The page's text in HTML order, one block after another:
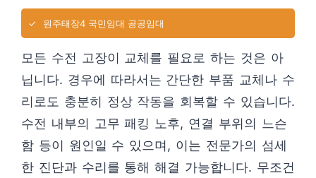
✓ 원주태장4 국민임대 공공임대
모든 수전 고장이 교체를 필요로 하는 것은 아
닙니다. 경우에 따라서는 간단한 부품 교체나 수
리로도 충분히 정상 작동을 회복할 수 있습니다.
수전 내부의 고무 패킹 노후, 연결 부위의 느슨
함 등이 원인일 수 있으며, 이는 전문가의 섬세
한 진단과 수리를 통해 해결 가능합니다. 무조건